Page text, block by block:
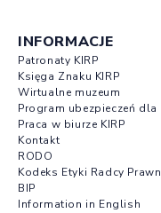
INFORMACJE
Patronaty KIRP
Księga Znaku KIRP
Wirtualne muzeum
Program ubezpieczeń
Praca w biurze KIRP
Kontakt
RODO
Kodeks Etyki Radcy
BIP
Information in English